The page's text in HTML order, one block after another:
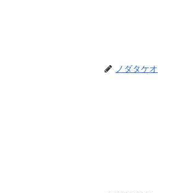
ノダタケオ